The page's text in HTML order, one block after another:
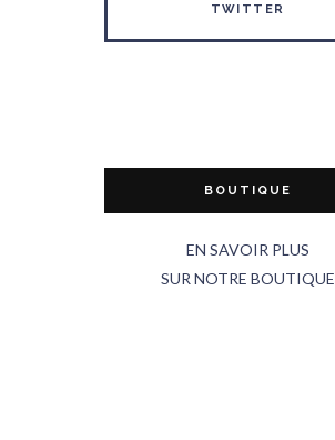
TWITTER
BOUTIQUE
EN SAVOIR PLUS
SUR NOTRE BOUTIQUE